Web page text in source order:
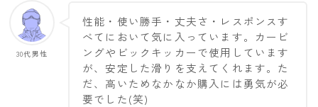
30代男性
性能・使い勝手・丈夫さ・レスポンスす
べてにおいて気に入っています。カービ
ングやビックキッカーで使用しています
が、安定した滑りを支えてくれます。た
だ、高いためなかなか購入には勇気が必
要でした(笑)